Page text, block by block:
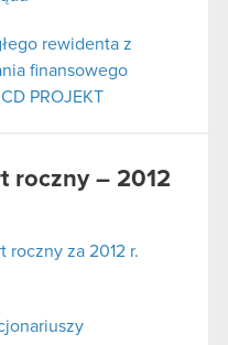
rewidenta z
finansowego
PROJEKT
roczny – 2012
roczny za 2012 r.